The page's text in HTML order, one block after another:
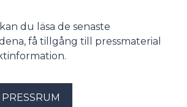
du läsa de senaste
få tillgång till pressmaterial